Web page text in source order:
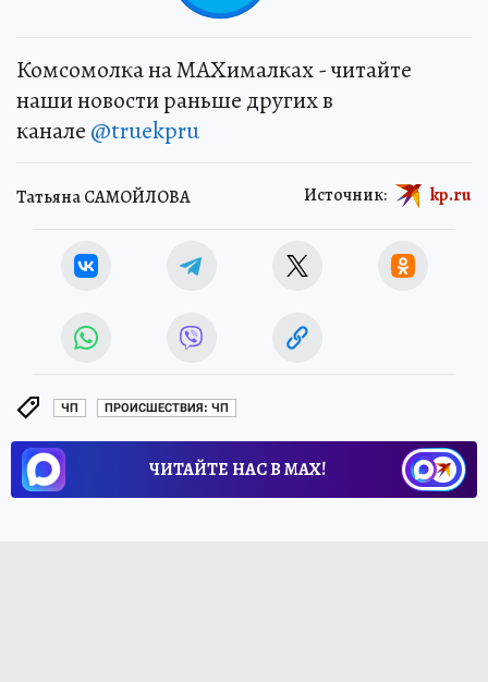
Комсомолка на MAXималках - читайте
наши новости раньше других в
канале @truekpru
Татьяна САМОЙЛОВА Источник: kp.ru
ЧП ПРОИСШЕСТВИЯ: ЧП
ЧИТАЙТЕ НАС В МАХ!